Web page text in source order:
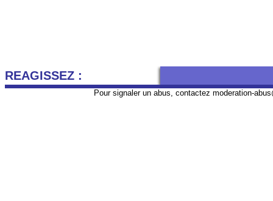
REAGISSEZ :
Pour signaler un abus, contactez moderation-